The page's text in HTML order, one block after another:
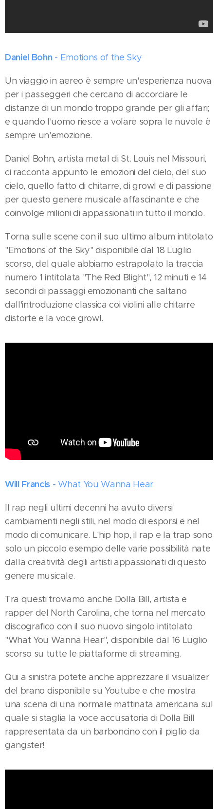
Daniel Bohn- Emotions of the Sky
Un viaggio in aereo è sempre un'esperienza nuova
per i passeggeri che cercano di accorciare le
distanze di un mondo troppo grande per gli affari;
e quando l'uomo riesce a volare sopra le nuvole è
sempre un'emozione.
Daniel Bohn, artista metal di St. Louis nel Missouri,
ci racconta appunto le emozioni del cielo, del suo
cielo, quello fatto di chitarre, di growl e di passione
per questo genere musicale affascinante e che
coinvolge milioni di appassionati in tutto il mondo.
Torna sulle scene con il suo ultimo album intitolato
"Emotions of the Sky" disponibile dal 18 Luglio
scorso, del quale abbiamo estrapolato la traccia
numero 1 intitolata "The Red Blight", 12 minuti e 14
secondi di passaggi emozionanti che saltano
dall'introduzione classica coi violini alle chitarre
distorte e la voce growl.
Will Francis - What You Wanna Hear
Il rap negli ultimi decenni ha avuto diversi
cambiamenti negli stili, nel modo di esporsi e nel
modo di comunicare. L'hip hop, il rap e la trap sono
solo un piccolo esempio delle varie possibilità nate
dalla creatività degli artisti appassionati di questo
genere musicale.
Tra questi troviamo anche Dolla Bill, artista e
rapper del North Carolina, che torna nel mercato
discografico con il suo nuovo singolo intitolato
"What You Wanna Hear", disponibile dal 16 Luglio
scorso su tutte le piattaforme di streaming.
Qui a sinistra potete anche apprezzare il visualizer
del brano disponibile su Youtube e che mostra
una scena di una normale mattinata americana sul
quale si staglia la voce accusatoria di Dolla Bill
rappresentata da un barboncino con il piglio da
gangster!